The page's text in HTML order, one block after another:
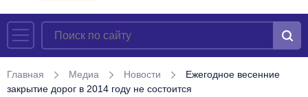
Главная Медиа Новости
Ежегодное весенние
закрытие дорог в 2014 году не состоится